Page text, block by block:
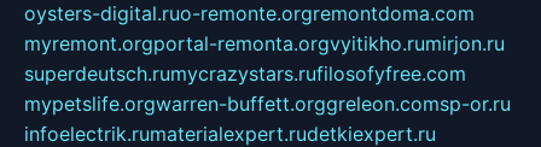
oysters-digital.ruo-remonte.orgremontdoma.com
myremont.orgportal-remonta.orgvyitikho.rumirjon.ru
superdeutsch.rumycrazystars.rufilosofyfree.com
mypetslife.orgwarren-buffett.orggreleon.comsp-or.ru
infoelectrik.rumaterialexpert.rudetkiexpert.ru